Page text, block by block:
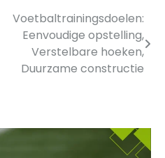
Voetbaltrainingsdoelen:
Eenvoudige opstelling,
Verstelbare hoeken,
Duurzame constructie